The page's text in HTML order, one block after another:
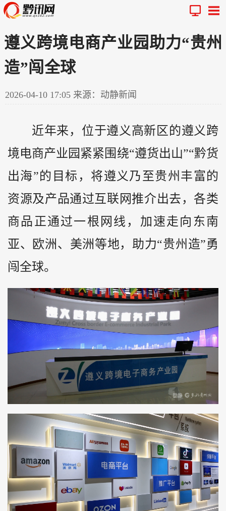
遵义跨境电商产业园助力“贵州
造”闯全球
2026-04-10 17:05 来源：动静新闻
近年来，位于遵义高新区的遵义跨
境电商产业园紧紧围绕“遵货出山”“黔货
出海”的目标，将遵义乃至贵州 丰富的
资源及产品通过互联网推介出去，各类
商品正通过一根网线，加速走向东南
亚、欧洲、美洲等地，助力“贵州造”勇
闯全球。